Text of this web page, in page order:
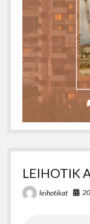
LEIHOTIK
leihotikat